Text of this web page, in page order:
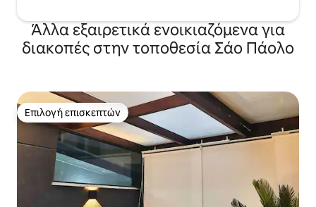
Άλλα εξαιρετικά ενοικιαζόμενα για
διακοπές στην τοποθεσία Σάο Πάολο
Επιλογή επισκεπτών
Επιλογή επισκεπτών